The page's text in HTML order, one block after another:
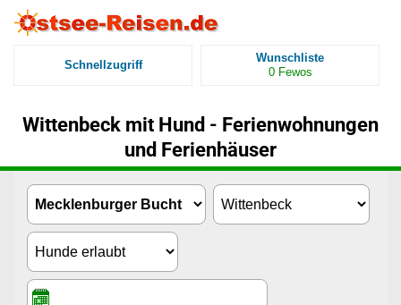
Schnellzugriff
Wunschliste
0 Fewos
Wittenbeck mit Hund - Ferienwohnungen
und Ferienhäuser